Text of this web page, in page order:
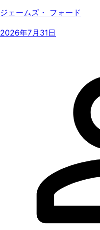
ジェームズ・ フォード
2026年7月31日